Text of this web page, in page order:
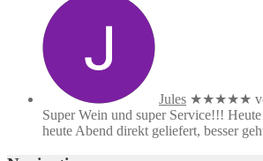
Jules ★★★★★
Super Wein und super Service!!!
heute Abend direkt geliefert, besser